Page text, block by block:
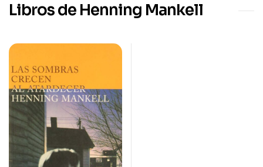
Libros de Henning Mankell